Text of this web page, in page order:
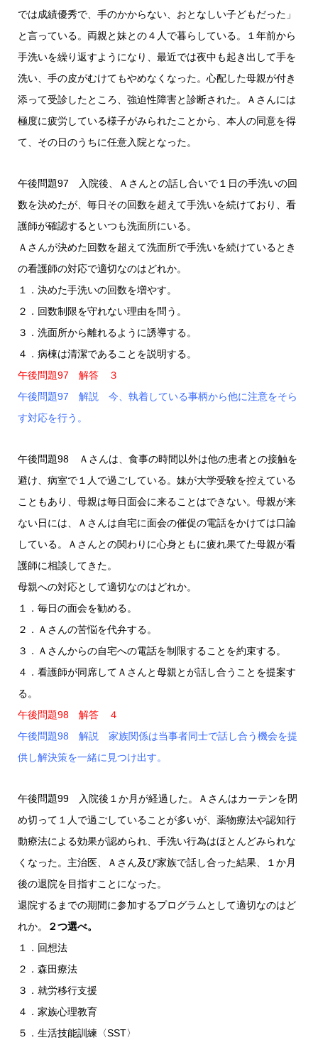
では成績優秀で、手のかからない、おとなしい子どもだった」
と言っている。両親と妹との４人で暮らしている。１年前から
手洗いを繰り返すようになり、最近では夜中も起き出して手を
洗い、手の皮がむけてもやめなくなった。心配した母親が付き
添って受診したところ、強迫性障害と診断された。Ａさんには
極度に疲労している様子がみられたことから、本人の同意を得
て、その日のうちに任意入院となった。
午後問題97 入院後、Ａさんとの話し合いで１日の手洗いの回
数を決めたが、毎日その回数を超えて手洗いを続けており、看
護師が確認するといつも洗面所にいる。
Ａさんが決めた回数を超えて洗面所で手洗いを続けているとき
の看護師の対応で適切なのはどれか。
１．決めた手洗いの回数を増やす。
２．回数制限を守れない理由を問う。
３．洗面所から離れるように誘導する。
４．病棟は清潔であることを説明する。
午後問題97 解答 ３
午後問題97 解説 今、執着している事柄から他に注意をそら
す対応を行う。
午後問題98 Ａさんは、食事の時間以外は他の患者との接触を
避け、病室で１人で過ごしている。妹が大学受験を控えている
こともあり、母親は毎日面会に来ることはできない。母親が来
ない日には、Ａさんは自宅に面会の催促の電話をかけては口論
している。Ａさんとの関わりに心身ともに疲れ果てた母親が看
護師に相談してきた。
母親への対応として適切なのはどれか。
１．毎日の面会を勧める。
２．Ａさんの苦悩を代弁する。
３．Ａさんからの自宅への電話を制限することを約束する。
４．看護師が同席してＡさんと母親とが話し合うことを提案す
る。
午後問題98 解答 ４
午後問題98 解説 家族関係は当事者同士で話し合う機会を提
供し解決策を一緒に見つけ出す。
午後問題99 入院後１か月が経過した。Ａさんはカーテンを閉
め切って１人で過ごしていることが多いが、薬物療法や認知行
動療法による効果が認められ、手洗い行為はほとんどみられな
くなった。主治医、Ａさん及び家族で話し合った結果、１か月
後の退院を目指すことになった。
退院するまでの期間に参加するプログラムとして適切なのはど
れか。
２つ選べ。
１．回想法
２．森田療法
３．就労移行支援
４．家族心理教育
５．生活技能訓練〈SST〉